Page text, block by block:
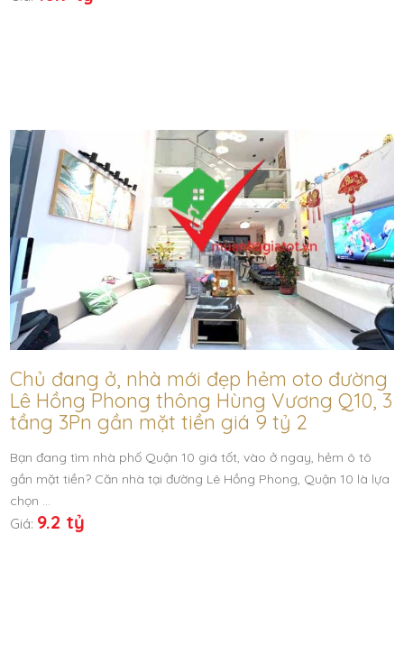
Chủ đang ở, nhà mới đẹp hẻm oto đường
Lê Hồng Phong thông Hùng Vương Q10, 3
tầng 3Pn gần mặt tiền giá 9 tỷ 2
Bạn đang tìm nhà phố Quận 10 giá tốt, vào ở ngay, hẻm ô tô
gần mặt tiền? Căn nhà tại đường Lê Hồng Phong, Quận 10 là lựa
chọn …
Giá: 9.2 tỷ